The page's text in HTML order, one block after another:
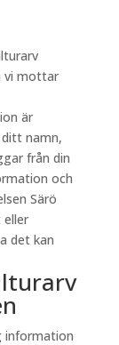
vi mottar
är
namn,
från din
och
Särö
det kan
information